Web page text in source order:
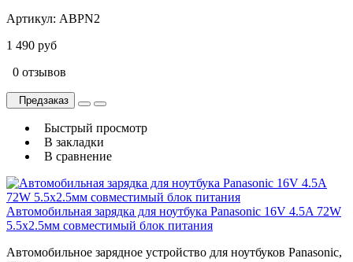
Артикул: ABPN2
1 490 руб
0 отзывов
Предзаказ
Быстрый просмотр
В закладки
В сравнение
Автомобильная зарядка для ноутбука Panasonic 16V 4.5A 72W
5.5x2.5мм совместимый блок питания
Автомобильное зарядное устройство для ноутбуков Panasonic,